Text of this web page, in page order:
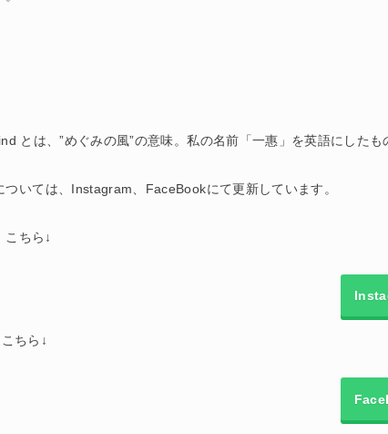
とは、”めぐみの風”の意味。私の名前「一惠」を英語にしたも
いては、Instagram、FaceBookにて更新しています。
ちら↓
ちら↓